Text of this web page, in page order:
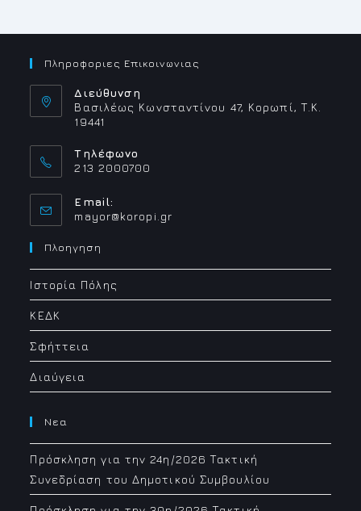
ΚΙΟΎΣΗ
FORUM
2026
2030
–
Πληροφοριες Επικοινωνιας
Διεύθυνση
Βασιλέως Κωνσταντίνου 47, Κορωπί, Τ.Κ.
19441
Τηλέφωνο
213 2000700
Email:
mayor@koropi.grOpens
Πλοηγηση
Ιστορία Πόλης
ΚΕΔΚ
Σφήττεια
Διαύγεια
Νεα
Πρόσκληση για την 24η/2026 Τακτική
Συνεδρίαση του Δημοτικού Συμβουλίου